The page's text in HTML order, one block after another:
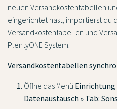
neuen Versandkostentabellen
eingerichtet hast, importierst du
Versandkostentabellen und
PlentyONE System.
Versandkostentabellen
Öffne das Menü Einrichtung
Datenaustausch » Tab: